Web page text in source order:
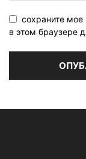
сохраните мое
в этом браузере